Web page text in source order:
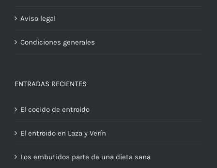
Aviso legal
Condiciones generales
ENTRADAS RECIENTES
El cocido de entroido
El entroido en Laza y Verín
Los embutidos parte de una dieta sana